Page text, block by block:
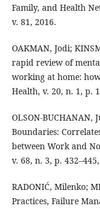
Family, and Health
v. 81, 2016.
OAKMAN, Jodi;
rapid review of
working at home:
Health, v. 20, n. 1, p.
OLSON-BUCHANAN,
Boundaries:
between Work and
v. 68, n. 3, p.
RADONIĆ, Milenko;
Practices, Failure